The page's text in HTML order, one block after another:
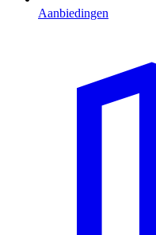
Aanbiedingen